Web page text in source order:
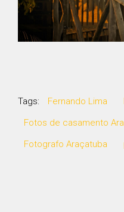
Tags: Fernando Lima
Fotos de casamento
Fotografo Araçatuba